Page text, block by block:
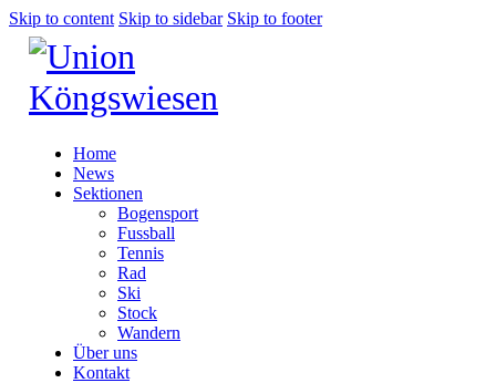
Skip to content Skip to sidebar Skip to footer
Home
News
Sektionen
Bogensport
Fussball
Tennis
Rad
Ski
Stock
Wandern
Über uns
Kontakt